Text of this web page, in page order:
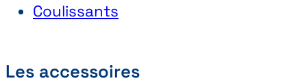
Coulissants
Les accessoires